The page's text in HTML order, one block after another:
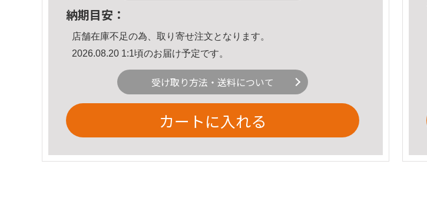
納期目安：
店舗在庫不足の為、取り寄せ注文となります。
2026.08.20 1:1頃のお届け予定です。
受け取り方法・送料について
カートに入れる